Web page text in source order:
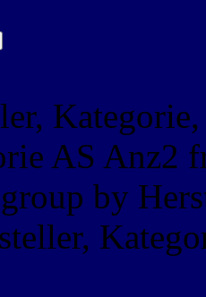
AS Anz2
by